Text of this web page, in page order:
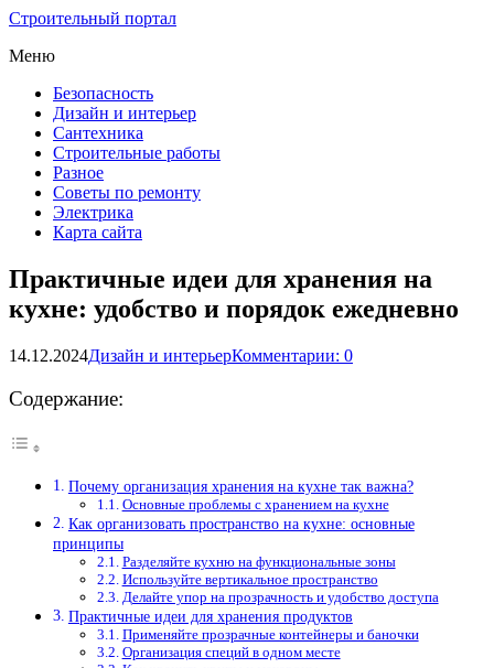
Строительный портал
Меню
Безопасность
Дизайн и интерьер
Сантехника
Строительные работы
Разное
Советы по ремонту
Электрика
Карта сайта
Практичные идеи для хранения на
кухне: удобство и порядок ежедневно
14.12.2024Дизайн и интерьерКомментарии: 0
Содержание:
Почему организация хранения на кухне так важна?
Основные проблемы с хранением на кухне
Как организовать пространство на кухне: основные
принципы
Разделяйте кухню на функциональные зоны
Используйте вертикальное пространство
Делайте упор на прозрачность и удобство доступа
Практичные идеи для хранения продуктов
Применяйте прозрачные контейнеры и баночки
Организация специй в одном месте